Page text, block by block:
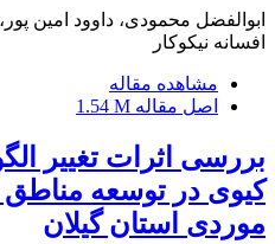
ابوالفضل محمودی، داوود امین
افسانه نیکوکار
مشاهده مقاله
اصل مقاله 1.54 M
بررسی اثرات تغییر
کیوی در توسعه مناطق
موردی استان گیلان